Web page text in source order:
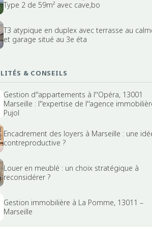
Type 2 de 59m² avec cave,bo
T3 atypique en duplex avec terrasse au
et garage situé au 3e éta
& CONSEILS
Gestion d''appartements à l''Opéra, 13001
Marseille : l''expertise de l''agence
Pujol
Encadrement des loyers à Marseille : une
contreproductive ?
Louer en meublé : un choix stratégique à
reconsidérer ?
Gestion immobilière à La Pomme, 13011 –
Marseille